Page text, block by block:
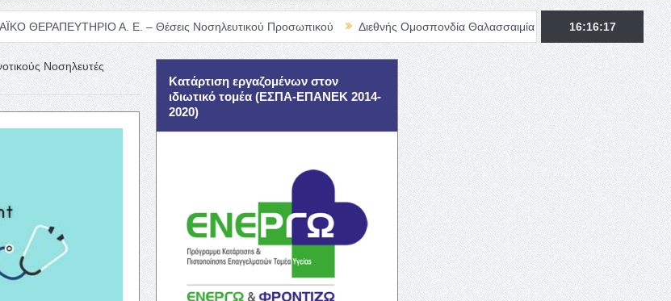
Α. Ε. – Θέσεις Νοσηλευτικού Προσωπικού Διεθνής Ομοσπονδία Θαλασσαιμίας – TIF Fellowship Programme for
16:16:18
Νοσηλευτές
Κατάρτιση εργαζομένων στον
ιδιωτικό τομέα (ΕΣΠΑ-ΕΠΑΝΕΚ 2014-
2020)